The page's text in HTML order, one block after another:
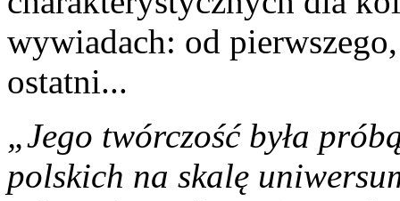
wywiadach: od
ostatni...
„Jego twórczość była
polskich na skalę